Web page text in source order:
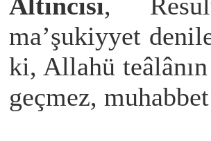
ma’şukiyyet
ki, Allahü
geçmez, muhabbet